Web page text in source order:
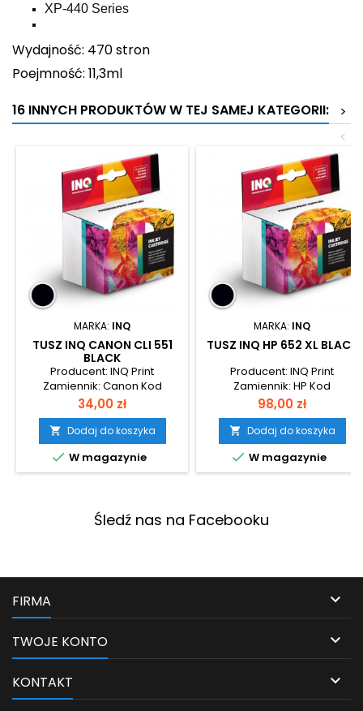
XP-440 Series
Wydajność: 470 stron
Poejmność: 11,3ml
16 INNYCH PRODUKTÓW W TEJ SAMEJ KATEGORII:
>
<
MARKA: INQ
TUSZ INQ CANON CLI 551
BLACK
Producent: INQ Print
Zamiennik: Canon Kod
produktu: CA-551B-1
Wydajność: 1800 stron
Cena
34,00 zł
 Dodaj do koszyka
 W magazynie
MARKA: INQ
TUSZ INQ HP 652 XL BLACK
Producent: INQ Print
Zamiennik: HP Kod
produktu: hp-652xb-1
Wydajność: 360 stron
Cena
98,00 zł
 Dodaj do koszyka
 W magazynie
Śledź nas na Facebooku
FIRMA 
TWOJE KONTO 
KONTAKT 